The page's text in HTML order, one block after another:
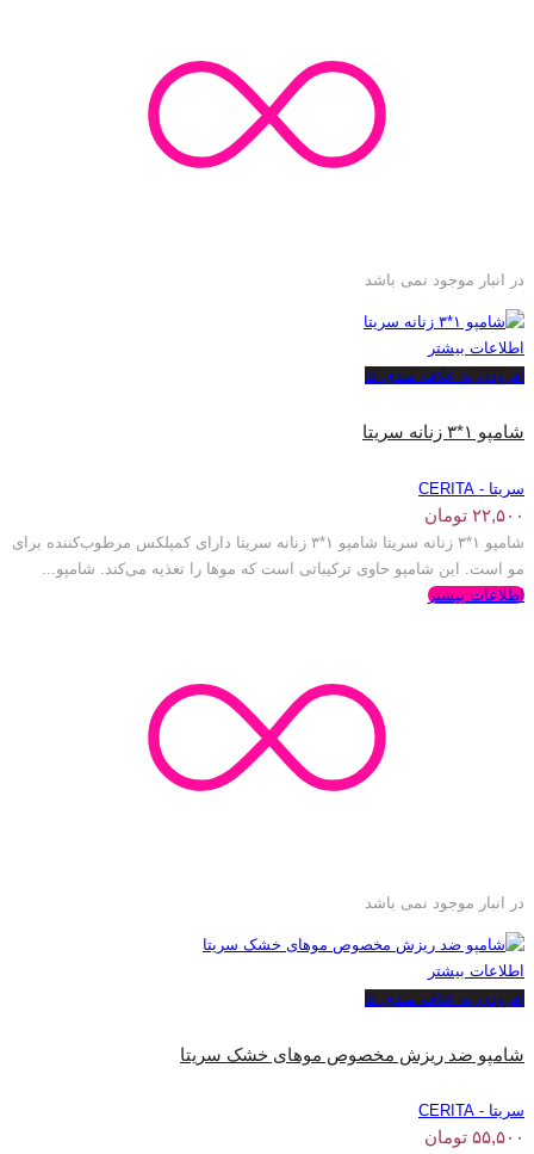
در انبار موجود نمی باشد
اطلاعات بیشتر
افزودن به علاقه مندی ها
شامپو ۱*۳ زنانه سریتا
سریتا - CERITA
۲۲,۵۰۰ تومان
شامپو ۱*۳ زنانه سریتا شامپو ۱*۳ زنانه سریتا دارای کمپلکس مرطوب‌کننده برای
مو است. این شامپو حاوی ترکیباتی است که موها را تغذیه می‌کند. شامپو...
اطلاعات بیشتر
در انبار موجود نمی باشد
اطلاعات بیشتر
افزودن به علاقه مندی ها
شامپو ضد ریزش مخصوص موهای خشک سریتا
سریتا - CERITA
۵۵,۵۰۰ تومان